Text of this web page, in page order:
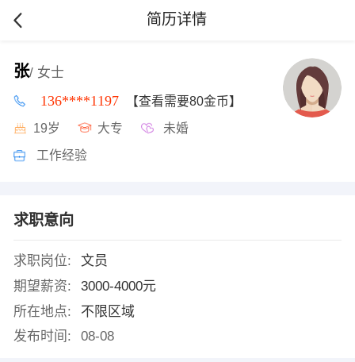
简历详情
张/ 女士
136****1197 【查看需要80金币】
19岁 大专 未婚
工作经验
求职意向
求职岗位:
文员
期望薪资:
3000-4000元
所在地点:
不限区域
发布时间:
08-08